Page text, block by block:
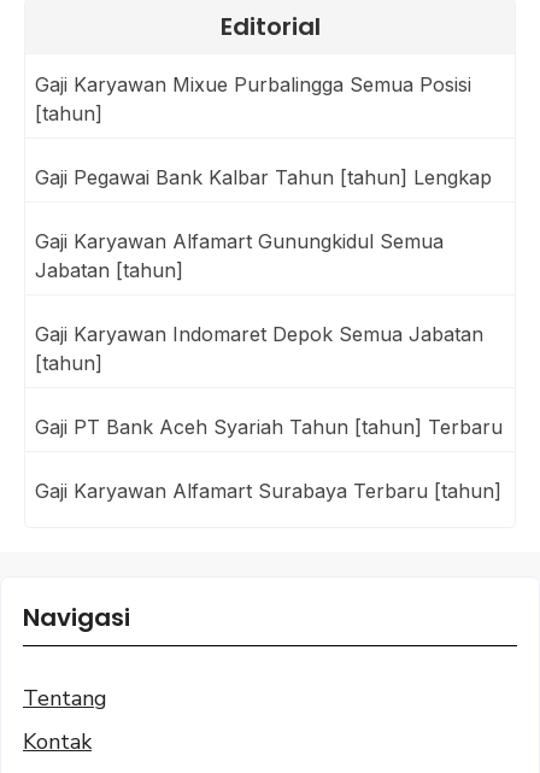
Editorial
Gaji Karyawan Mixue Purbalingga Semua Posisi
[tahun]
Gaji Pegawai Bank Kalbar Tahun [tahun] Lengkap
Gaji Karyawan Alfamart Gunungkidul Semua
Jabatan [tahun]
Gaji Karyawan Indomaret Depok Semua Jabatan
[tahun]
Gaji PT Bank Aceh Syariah Tahun [tahun] Terbaru
Gaji Karyawan Alfamart Surabaya Terbaru [tahun]
Navigasi
Tentang
Kontak